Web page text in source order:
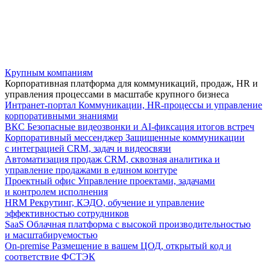
Крупным компаниям
Корпоративная платформа для коммуникаций, продаж, HR и
управления процессами в масштабе крупного бизнеса
Интранет-портал Коммуникации, HR-процессы и управление
корпоративными знаниями
ВКС Безопасные видеозвонки и AI-фиксация итогов встреч
Корпоративный мессенджер Защищенные коммуникации
с интеграцией CRM, задач и видеосвязи
Автоматизация продаж CRM, сквозная аналитика и
управление продажами в едином контуре
Проектный офис Управление проектами, задачами
и контролем исполнения
HRM Рекрутинг, КЭДО, обучение и управление
эффективностью сотрудников
SaaS Облачная платформа с высокой производительностью
и масштабируемостью
On-premise Размещение в вашем ЦОД, открытый код и
соответствие ФСТЭК